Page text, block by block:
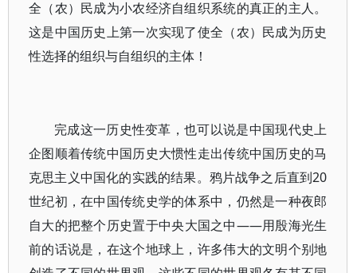
全（农）民成为小农经济自组织系统的真正的主人。
这是中国历史上第一次实现了使全（农）民成为历史
性选择的组织与自组织的主体！
完成这一历史性变革，也可以说是中国现代史上
企图顺着传统中国历史大惯性走出传统中国历史的马
克思主义中国化的实践的结果。鸦片战争之后直到20
世纪初，在中国传统史学的体系中，仍然是一种夜郎
自大的把整个历史置于中央大国之中——用殷海光生
前的话说是，在这个地球上，许多伟大的文明个别地